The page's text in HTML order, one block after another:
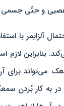
و حتّی جسمی
آلزایمر با
بنابراین لازم
می‌تواند برای
به کار بُردن